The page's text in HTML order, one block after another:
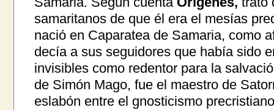
samaritanos de que él era el mesías
nació en Caparatea de Samaria, como
decía a sus seguidores que había sido
invisibles como redentor para la
de Simón Mago, fue el maestro de
eslabón entre el gnosticismo